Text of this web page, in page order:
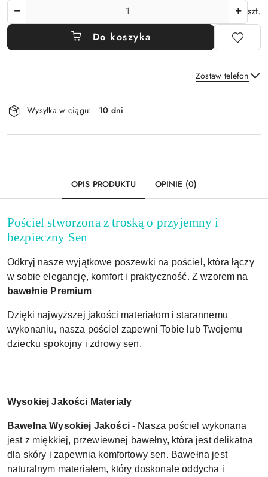
szt.
Do koszyka
Zostaw telefon
Dostępność
i
dostawa
Wysyłka w ciągu: 10 dni
OPIS PRODUKTU OPINIE (0)
Pościel stworzona z troską o przyjemny i
bezpieczny Sen
Odkryj nasze wyjątkowe poszewki na pościel, która łączy
w sobie elegancję, komfort i praktyczność. Z wzorem na
bawełnie Premium
Dzięki najwyższej jakości materiałom i starannemu
wykonaniu, nasza pościel zapewni Tobie lub Twojemu
dziecku spokojny i zdrowy sen.
Wysokiej Jakości Materiały
Bawełna Wysokiej Jakości - Nasza pościel wykonana
jest z miękkiej, przewiewnej bawełny, która jest delikatna
dla skóry i zapewnia komfortowy sen. Bawełna jest
naturalnym materiałem, który doskonale oddycha i